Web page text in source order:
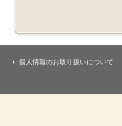
個人情報のお取り扱いについて